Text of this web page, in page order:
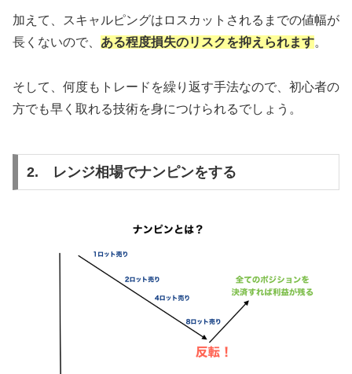
加えて、スキャルピングはロスカットされるまでの値幅が
長くないので、 ある程度損失のリスクを抑えられます。
そして、何度もトレードを繰り返す手法なので、初心者の
方でも早く取れる技術を身につけられるでしょう。
2. レンジ相場でナンピンをする